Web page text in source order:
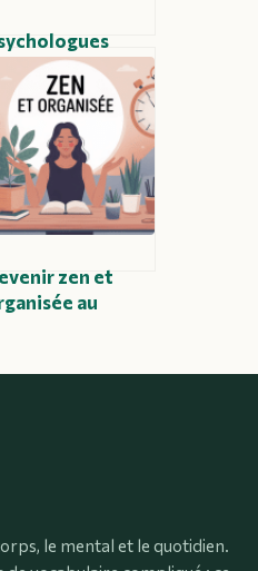
: rôle,
et
zen et
au
le mental et le quotidien.